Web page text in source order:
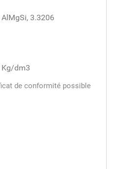
AlMgSi, 3.3206
Kg/dm3
de conformité possible